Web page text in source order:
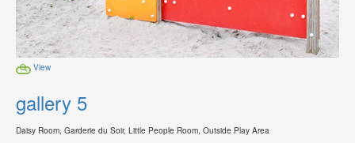
View
gallery 5
Daisy Room, Garderie du Soir, Little People Room, Outside Play Area